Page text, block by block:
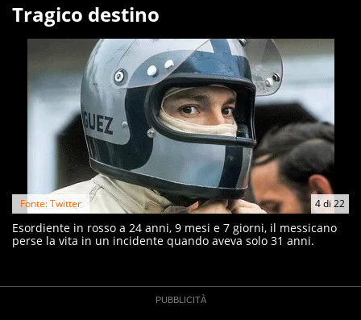
Tragico destino
4di 22
Fonte: Twitter
Esordiente in rosso a 24 anni, 9 mesi e 7 giorni, il messicano
perse la vita in un incidente quando aveva solo 31 anni.